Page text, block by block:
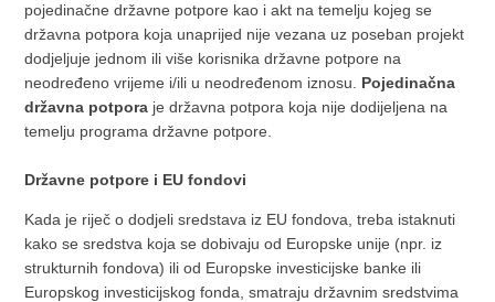
pojedinačne državne potpore kao i akt na temelju kojeg se
državna potpora koja unaprijed nije vezana uz poseban projekt
dodjeljuje jednom ili više korisnika državne potpore na
neodređeno vrijeme i/ili u neodređenom iznosu. Pojedinačna
državna potpora je državna potpora koja nije dodijeljena na
temelju programa državne potpore.
Državne potpore i EU fondovi
Kada je riječ o dodjeli sredstava iz EU fondova, treba istaknuti
kako se sredstva koja se dobivaju od Europske unije (npr. iz
strukturnih fondova) ili od Europske investicijske banke ili
Europskog investicijskog fonda, smatraju državnim sredstvima